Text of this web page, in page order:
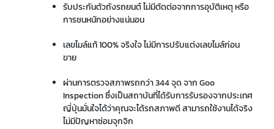
รับประกันตัวถังรถยนต์ ไม่มีตัดต่อจากการอุบัติเหตุ หรือ
การชนหนักอย่างแน่นอน
เลขไมล์แท้ 100% จริงใจ ไม่มีการปรับแต่งเลขไมล์ก่อน
ขาย
ผ่านการตรวจสภาพรถกว่า 344 จุด จาก Goo
Inspection ซึ่งเป็นสถาบันที่ได้รับการรับรองจากประเทศ
ญี่ปุ่นมั่นใจได้ว่าคุณจะได้รถสภาพดี สามารถใช้งานได้จริง
ไม่มีปัญหาซ่อมจุกจิก